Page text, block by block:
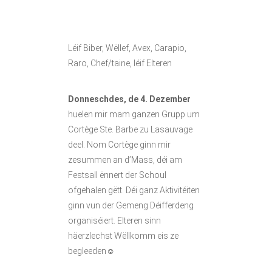
Léif Biber, Wëllef, Avex, Carapio,
Raro, Chef/taine, léif Elteren
Donneschdes, de 4. Dezember
huelen mir mam ganzen Grupp um
Cortège Ste. Barbe zu Lasauvage
deel. Nom Cortège ginn mir
zesummen an d’Mass, déi am
Festsall ënnert der Schoul
ofgehalen gëtt. Déi ganz Aktivitéiten
ginn vun der Gemeng Déifferdeng
organiséiert. Elteren sinn
häerzlechst Wëllkomm eis ze
begleeden☺️